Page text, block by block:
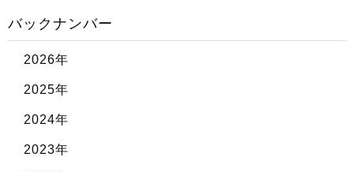
バックナンバー
2026年
2025年
2024年
2023年